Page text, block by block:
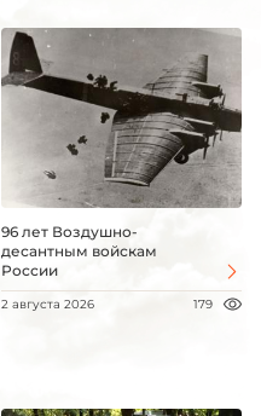
96 лет Воздушно-
десантным войскам
России
2 августа 2026 179